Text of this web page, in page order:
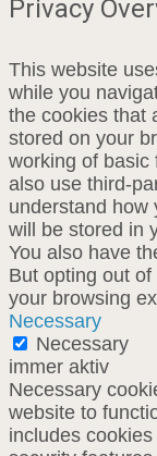
Privacy
This website
while you
the cookies that
stored on your
working of basic
also use third-
understand how
will be stored in
You also have
But opting out
your browsing
Necessary
Necessary
immer aktiv
Necessary
website to
includes